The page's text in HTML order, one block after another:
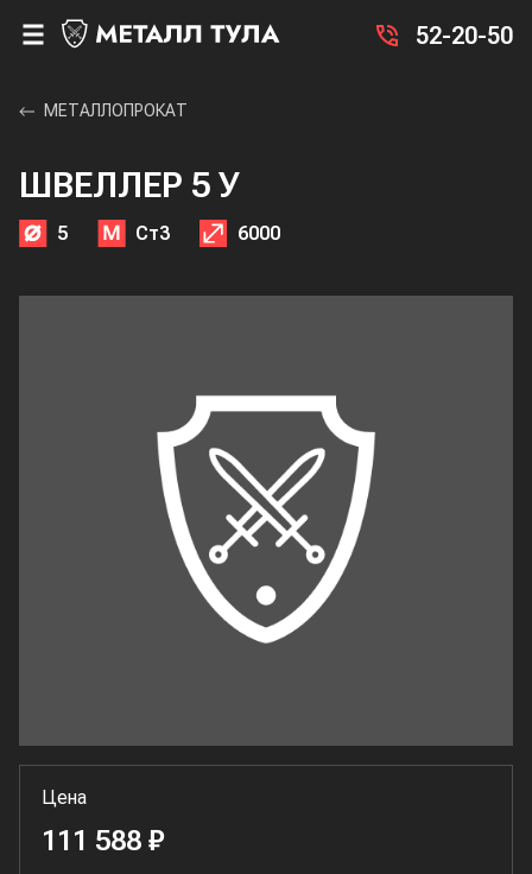
52-20-50
МЕТАЛЛОПРОКАТ
ШВЕЛЛЕР 5 У
5 Ст3 6000
Цена
111 588 ₽